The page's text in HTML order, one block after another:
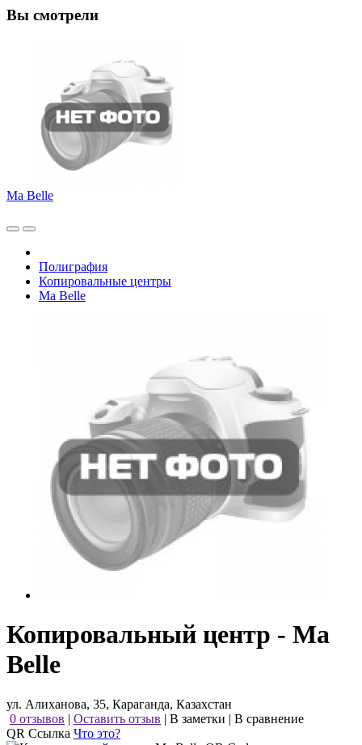
Вы смотрели
Ma Belle
Полиграфия
Копировальные центры
Ma Belle
Копировальный центр - Ma
Belle
ул. Алиханова, 35, Караганда, Казахстан
0 отзывов | Оставить отзыв | В заметки | В сравнение
QR Ссылка Что это?